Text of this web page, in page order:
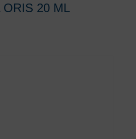
ORIS 20 ML